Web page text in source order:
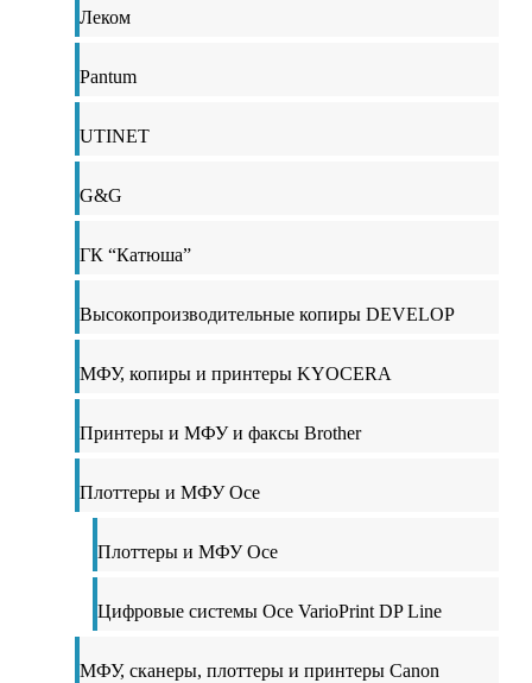
Леком
Pantum
UTINET
G&G
ГК “Катюша”
Высокопроизводительные копиры DEVELOP
МФУ, копиры и принтеры KYOCERA
Принтеры и МФУ и факсы Brother
Плоттеры и МФУ Oce
Плоттеры и МФУ Oce
Цифровые системы Oce VarioPrint DP Line
МФУ, сканеры, плоттеры и принтеры Canon